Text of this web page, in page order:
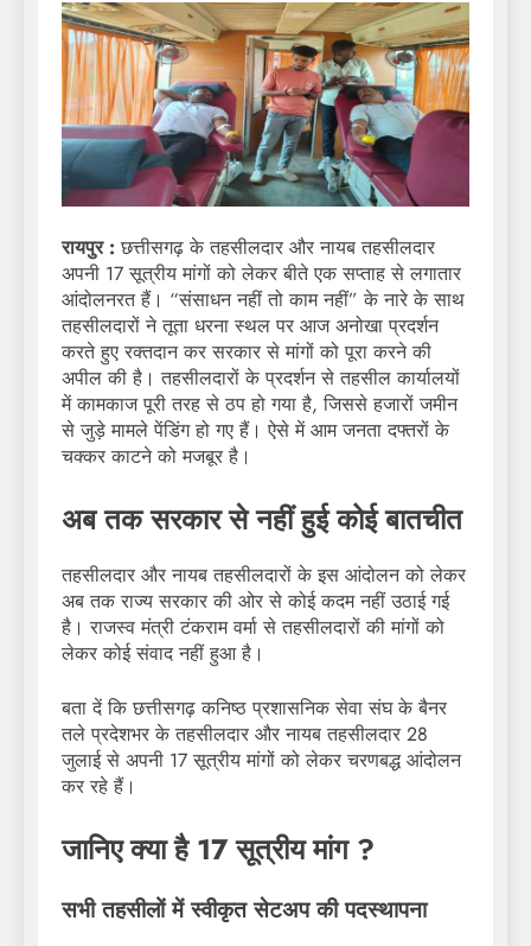
रायपुर :छत्तीसगढ़ के तहसीलदार और नायब तहसीलदार
अपनी 17 सूत्रीय मांगों को लेकर बीते एक सप्ताह से लगातार
आंदोलनरत हैं। “संसाधन नहीं तो काम नहीं” के नारे के साथ
तहसीलदारों ने तूता धरना स्थल पर आज अनोखा प्रदर्शन
करते हुए रक्तदान कर सरकार से मांगों को पूरा करने की
अपील की है। तहसीलदारों के प्रदर्शन से तहसील कार्यालयों
में कामकाज पूरी तरह से ठप हो गया है, जिससे हजारों जमीन
से जुड़े मामले पेंडिंग हो गए हैं। ऐसे में आम जनता दफ्तरों के
चक्कर काटने को मजबूर है।
अब तक सरकार से नहीं हुई कोई बातचीत
तहसीलदार और नायब तहसीलदारों के इस आंदोलन को लेकर
अब तक राज्य सरकार की ओर से कोई कदम नहीं उठाई गई
है। राजस्व मंत्री टंकराम वर्मा से तहसीलदारों की मांगों को
लेकर कोई संवाद नहीं हुआ है।
बता दें कि छत्तीसगढ़ कनिष्ठ प्रशासनिक सेवा संघ के बैनर
तले प्रदेशभर के तहसीलदार और नायब तहसीलदार 28
जुलाई से अपनी 17 सूत्रीय मांगों को लेकर चरणबद्ध आंदोलन
कर रहे हैं।
जानिए क्या है 17 सूत्रीय मांग ?
सभी तहसीलों में स्वीकृत सेटअप की पदस्थापना